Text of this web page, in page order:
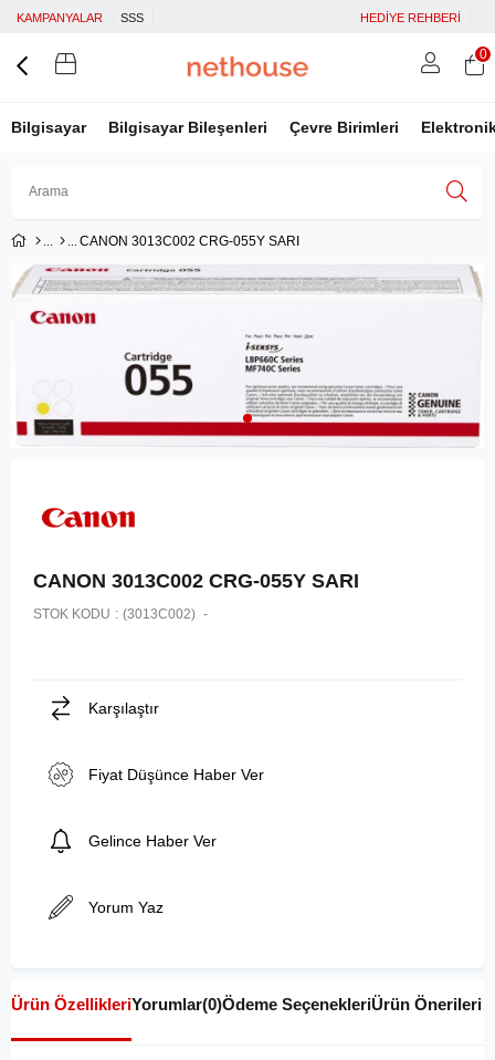
KAMPANYALAR SSS HEDİYE REHBERİ
Bilgisayar Bilgisayar Bileşenleri Çevre Birimleri
Google İle Bağlan
0
CANON 3013C002 CRG-055Y SARI
CANON 3013C002 CRG-055Y SARI
STOK KODU (3013C002)
Karşılaştır
Fiyat Düşünce Haber Ver
Gelince Haber Ver
Yorum Yaz
Ürün ÖzellikleriYorumlar(0)Ödeme SeçenekleriÜrün Önerileri